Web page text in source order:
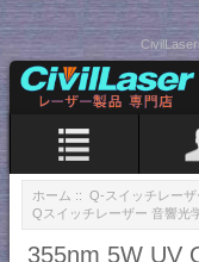
ホーム :: Q-スイッチレーザ
Qスイッチレーザー 音響光
355nm 5W UV